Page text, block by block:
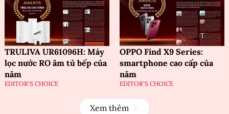
TRULIVA UR61096H: Máy
lọc nước RO âm tủ bếp của
năm
EDITOR'S CHOICE
OPPO Find X9 Series:
smartphone cao cấp của
năm
EDITOR'S CHOICE
Xem thêm